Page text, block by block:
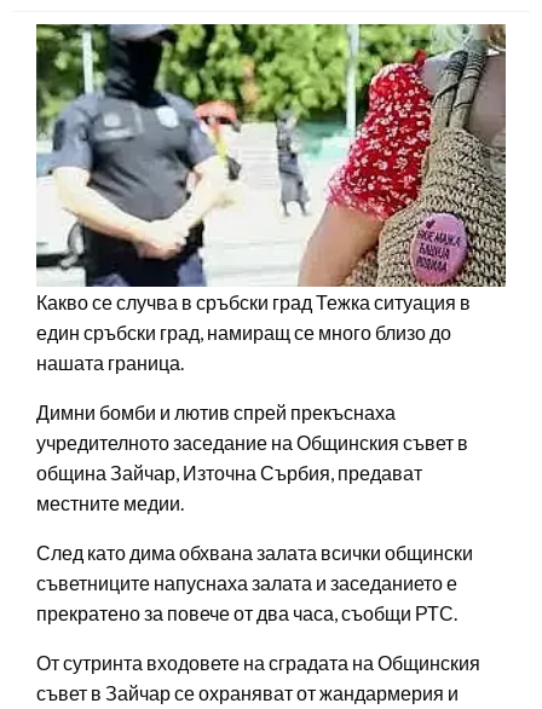
Какво се случва в сръбски град Тежка ситуация в
един сръбски град, намиращ се много близо до
нашата граница.
Димни бомби и лютив спрей прекъснаха
учредителното заседание на Общинския съвет в
община Зайчар, Източна Сърбия, предават
местните медии.
След като дима обхвана залата всички общински
съветниците напуснаха залата и заседанието е
прекратено за повече от два часа, съобщи РТС.
От сутринта входовете на сградата на Общинския
съвет в Зайчар се охраняват от жандармерия и